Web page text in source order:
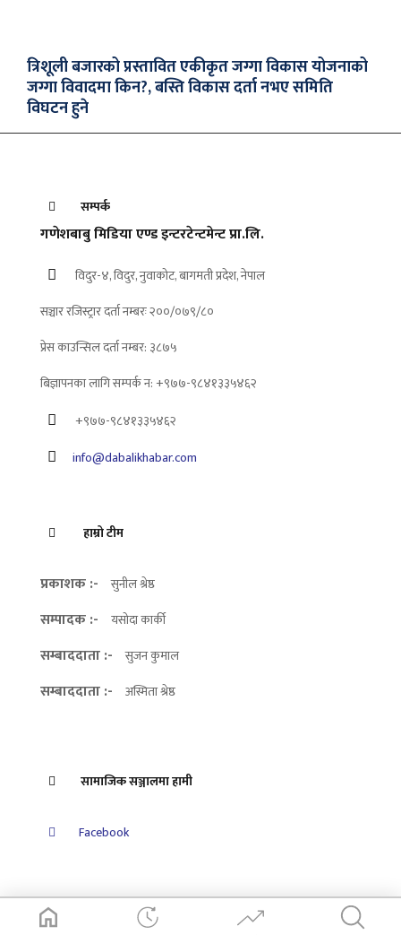
त्रिशूली बजारको प्रस्तावित एकीकृत जग्गा विकास योजनाको
जग्गा विवादमा किन?, बस्ति विकास दर्ता नभए समिति
विघटन हुने
सम्पर्क
गणेशबाबु मिडिया एण्ड इन्टरटेन्टमेन्ट प्रा.लि.
विदुर-४, विदुर, नुवाकोट, बागमती प्रदेश, नेपाल
सञ्चार रजिस्ट्रार दर्ता नम्बरः २००/०७९/८०
प्रेस काउन्सिल दर्ता नम्बर: ३८७५
बिज्ञापनका लागि सम्पर्क न: +९७७-९८४१३३५४६२
+९७७-९८४१३३५४६२
info@dabalikhabar.com
हाम्रो टीम
प्रकाशक :- सुनील श्रेष्ठ
सम्पादक :- यसोदा कार्की
सम्बाददाता :- सुजन कुमाल
सम्बाददाता :- अस्मिता श्रेष्ठ
सामाजिक सञ्जालमा हामी
Facebook